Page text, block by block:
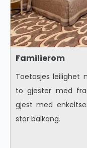
Familierom
Toetasjes
to gjester med
gjest med
stor balkong.